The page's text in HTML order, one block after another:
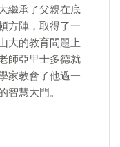
繼承了父親在底
方陣，取得了一
大的教育問題上
師亞里士多德就
家教會了他過一
智慧大門。